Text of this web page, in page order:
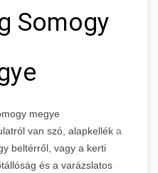
Somogy
megye
van szó, alapkellék a
beltérről, vagy a kerti
és a varázslatos